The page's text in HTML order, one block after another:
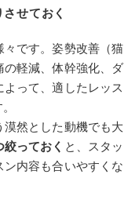
せておく
々です。姿勢改善（猫
軽減、体幹強化、ダ
って、適したレッス
漠然とした動機でも大
っておく と、スタッ
内容も合いやすくな